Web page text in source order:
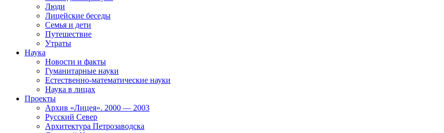
Люди
Лицейские беседы
Семья и дети
Путешествие
Утраты
Наука
Новости и факты
Гуманитарные науки
Естественно-математические науки
Наука в лицах
Проекты
Архив «Лицея». 2000 — 2003
Русский Север
Архитектура Петрозаводска